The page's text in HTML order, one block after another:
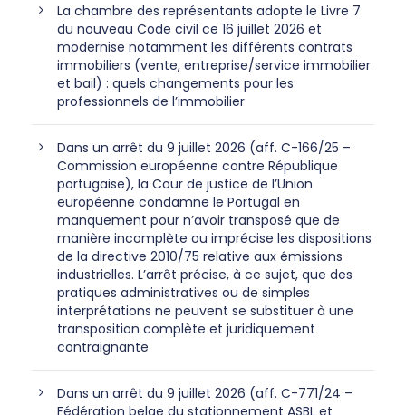
La chambre des représentants adopte le Livre 7
du nouveau Code civil ce 16 juillet 2026 et
modernise notamment les différents contrats
immobiliers (vente, entreprise/service immobilier
et bail) : quels changements pour les
professionnels de l’immobilier
Dans un arrêt du 9 juillet 2026 (aff. C-166/25 –
Commission européenne contre République
portugaise), la Cour de justice de l’Union
européenne condamne le Portugal en
manquement pour n’avoir transposé que de
manière incomplète ou imprécise les dispositions
de la directive 2010/75 relative aux émissions
industrielles. L’arrêt précise, à ce sujet, que des
pratiques administratives ou de simples
interprétations ne peuvent se substituer à une
transposition complète et juridiquement
contraignante
Dans un arrêt du 9 juillet 2026 (aff. C-771/24 –
Fédération belge du stationnement ASBL et